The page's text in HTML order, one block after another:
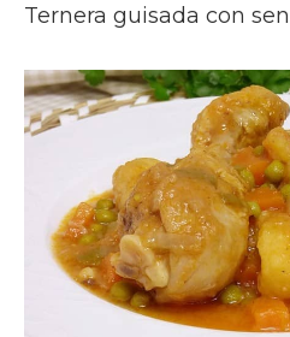
Ternera guisada con